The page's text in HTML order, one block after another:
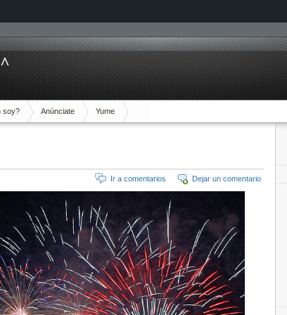
soy? Anúnciate Yume
Dejar un comentario
Ir a comentarios